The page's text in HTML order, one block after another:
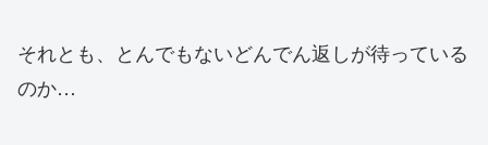
それとも、とんでもないどんでん返しが待っている
のか…